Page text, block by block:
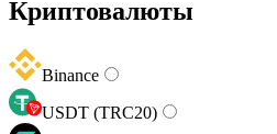
Криптовалюты
Binance
USDT (TRC20)